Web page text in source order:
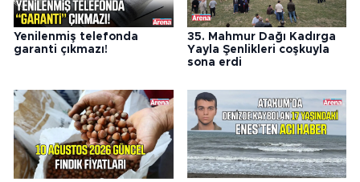
Yenilenmiş telefonda
garanti çıkmazı!
35. Mahmur Dağı Kadırga
Yayla Şenlikleri coşkuyla
sona erdi